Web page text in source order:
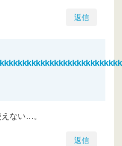
返信
ない…。
返信